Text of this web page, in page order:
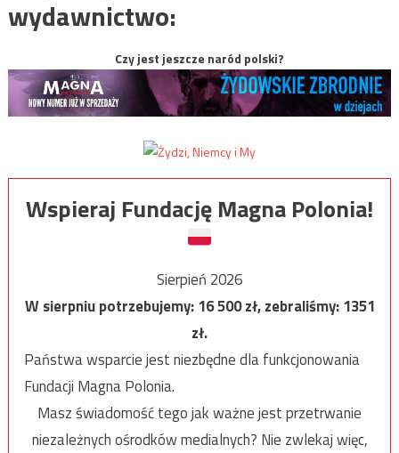
wydawnictwo:
Czy jest jeszcze naród polski?
Wspieraj Fundację Magna Polonia!
Sierpień 2026
W sierpniu potrzebujemy:16 500zł, zebraliśmy:1351
zł.
Państwa wsparcie jest niezbędne dla funkcjonowania
Fundacji Magna Polonia.
Masz świadomość tego jak ważne jest przetrwanie
niezależnych ośrodków medialnych? Nie zwlekaj więc,